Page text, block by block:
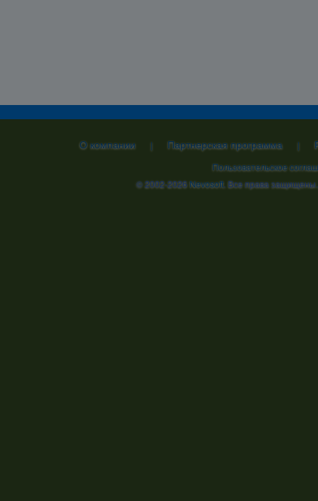
О компании | Партнерская программа |
Пользовательское
© 2002-2026Nevosoft. Все права защищены